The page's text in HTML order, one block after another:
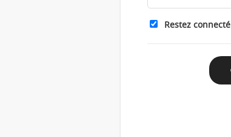
Restez connecté